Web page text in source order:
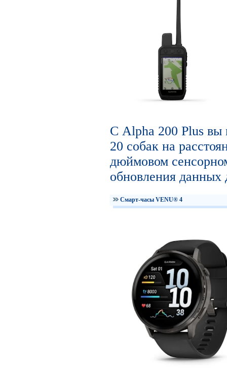
С Alpha 200 Plus вы
20 собак на
дюймовом
обновления данных
Смарт-часы VENU® 4